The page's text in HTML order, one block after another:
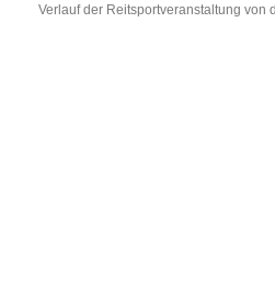
Verlauf der Reitsportveranstaltung von